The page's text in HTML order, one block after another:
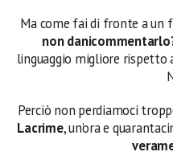
Ma come fai di fronte a un
non
linguaggio migliore rispetto
Perciò non perdiamoci
Lacrime, un’ora e